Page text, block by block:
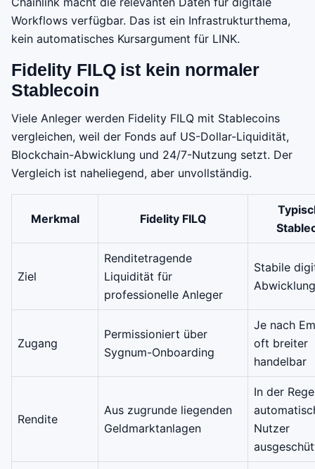
Workflows verfügbar. Das ist ein Infrastrukturthema,
kein automatisches Kursargument für LINK.
Fidelity FILQ ist kein normaler
Stablecoin
Viele Anleger werden Fidelity FILQ mit Stablecoins
vergleichen, weil der Fonds auf US-Dollar-Liquidität,
Blockchain-Abwicklung und 24/7-Nutzung setzt. Der
Vergleich ist naheliegend, aber unvollständig.
Merkmal Fidelity FILQ
Ziel
Renditetragende
Liquidität für
professionelle Anleger
Stabile
Zugang
Permissioniert über
Sygnum-Onboarding
Je nach
oft breiter
handelbar
Rendite
Aus zugrunde liegenden
Geldmarktanlagen
In der
Nutzer